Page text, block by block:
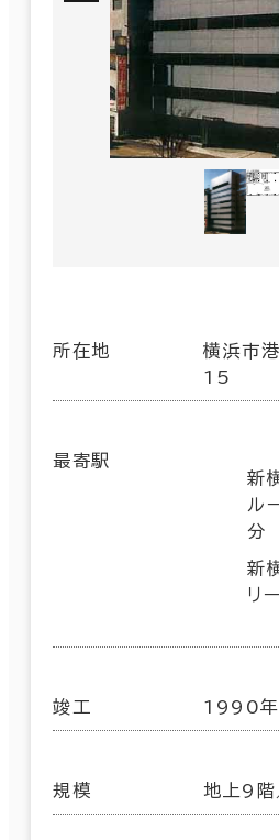
所在地
横浜市
15
最寄駅
新
ル
分
新
リ
竣工 1990年
規模 地上9